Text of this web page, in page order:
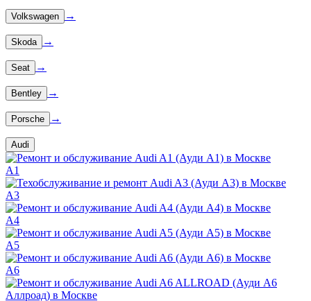
Volkswagen →
Skoda →
Seat →
Bentley →
Porsche →
Audi
A1
A3
A4
A5
A6